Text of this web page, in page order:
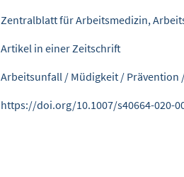
Zentralblatt für Arbeitsmedizin,
Artikel in einer Zeitschrift
Arbeitsunfall / Müdigkeit / Prävention
https://doi.org/10.1007/s40664-020-